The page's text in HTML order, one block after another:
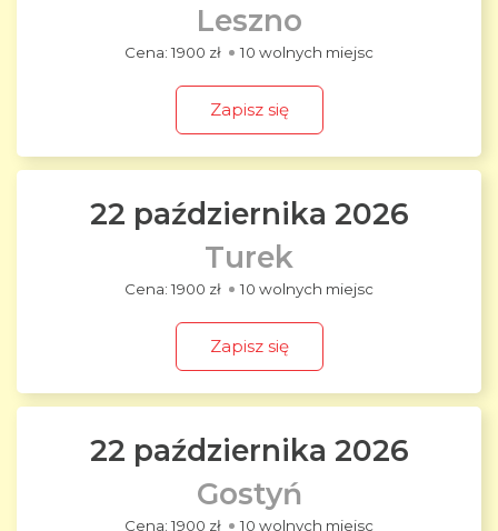
Leszno
1900 zł 10 wolnych miejsc
Zapisz się
22 października 2026
Turek
1900 zł 10 wolnych miejsc
Zapisz się
22 października 2026
Gostyń
1900 zł 10 wolnych miejsc